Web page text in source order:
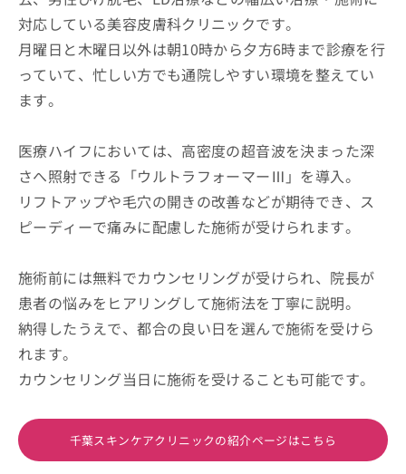
対応している美容皮膚科クリニックです。
月曜日と木曜日以外は朝10時から夕方6時まで診療を行
っていて、忙しい方でも通院しやすい環境を整えてい
ます。
医療ハイフにおいては、高密度の超音波を決まった深
さへ照射できる「ウルトラフォーマーⅢ」を導入。
リフトアップや毛穴の開きの改善などが期待でき、ス
ピーディーで痛みに配慮した施術が受けられます。
施術前には無料でカウンセリングが受けられ、院長が
患者の悩みをヒアリングして施術法を丁寧に説明。
納得したうえで、都合の良い日を選んで施術を受けら
れます。
カウンセリング当日に施術を受けることも可能です。
千葉スキンケアクリニックの紹介ページはこちら